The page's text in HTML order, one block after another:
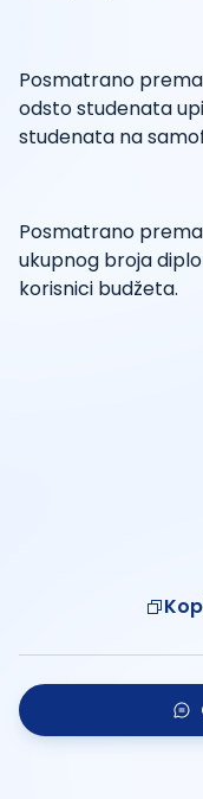
Posmatrano prema
odsto studenata
studenata na
Posmatrano
ukupnog broja
korisnici budžeta.